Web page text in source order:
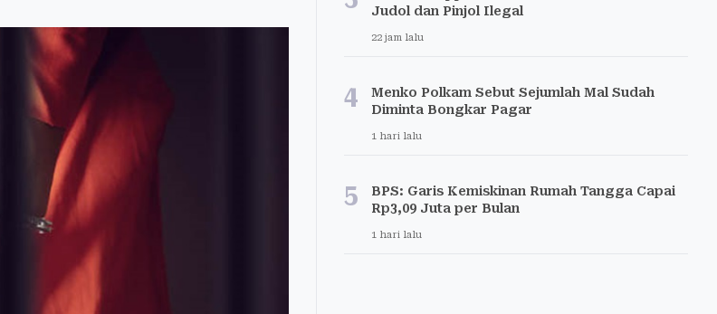
Judol dan Pinjol Ilegal
22 jam lalu
4
Menko Polkam Sebut Sejumlah Mal Sudah
Diminta Bongkar Pagar
1 hari lalu
5
BPS: Garis Kemiskinan Rumah Tangga Capai
Rp3,09 Juta per Bulan
1 hari lalu